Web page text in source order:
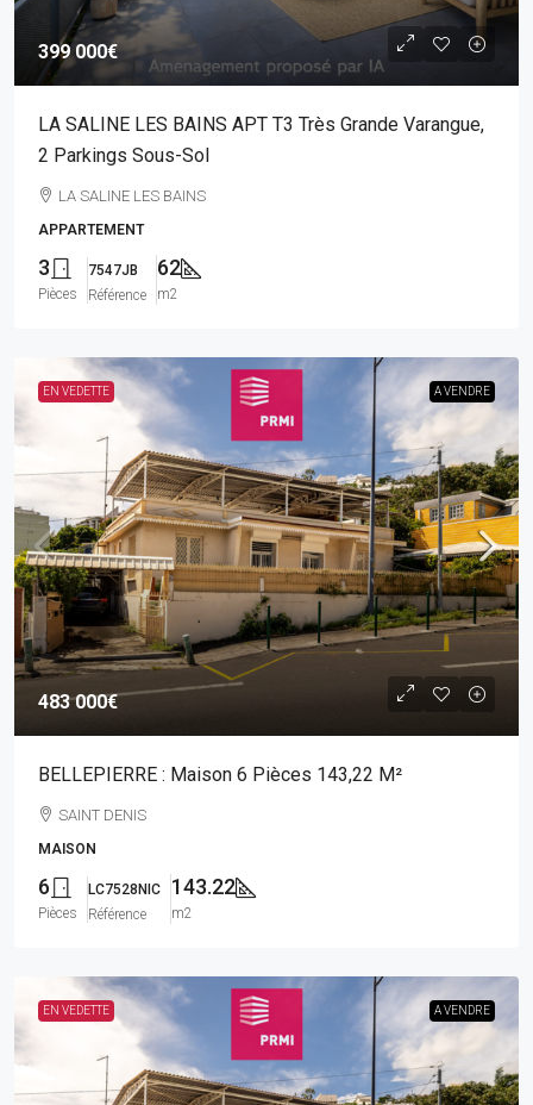
399 000€
LA SALINE LES BAINS APT T3 Très Grande Varangue,
2 Parkings Sous-Sol
LA SALINE LES BAINS
APPARTEMENT
3
Pièces
7547JB
Référence
62
m2
EN VEDETTE A VENDRE
483 000€
BELLEPIERRE : Maison 6 Pièces 143,22 M²
SAINT DENIS
MAISON
6
Pièces
LC7528NIC
Référence
143.22
m2
EN VEDETTE A VENDRE